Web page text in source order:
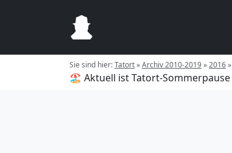
Sie sind hier:Tatort»Archiv 2010-2019»2016»
🏖️ Aktuell ist Tatort-Sommerpause